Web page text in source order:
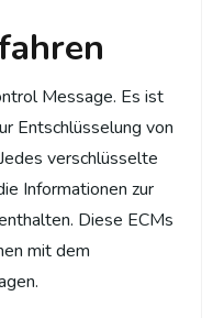
Message. Es ist
Entschlüsselung von
verschlüsselte
Informationen zur
Diese ECMs
mit dem